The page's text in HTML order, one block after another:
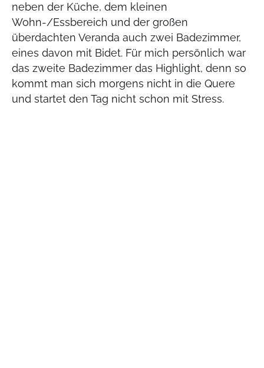
neben der Küche, dem kleinen
Wohn-/Essbereich und der großen
überdachten Veranda auch zwei Badezimmer,
eines davon mit Bidet. Für mich persönlich war
das zweite Badezimmer das Highlight, denn so
kommt man sich morgens nicht in die Quere
und startet den Tag nicht schon mit Stress.